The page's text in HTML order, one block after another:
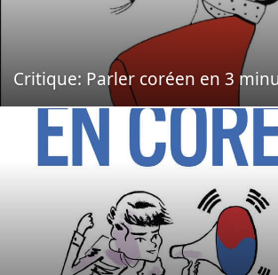
Critique: Parler coréen en 3